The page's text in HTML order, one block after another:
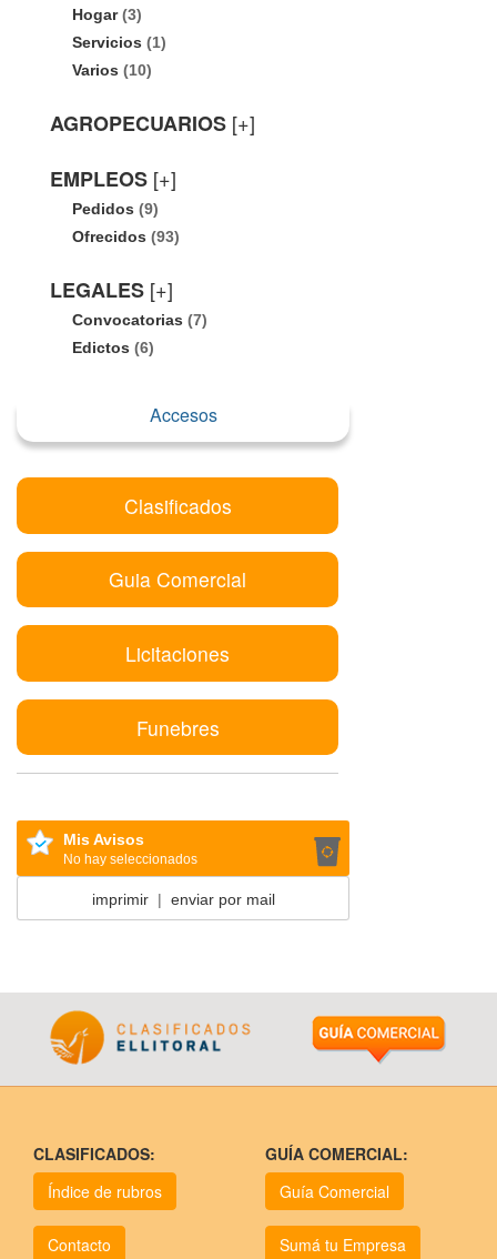
Hogar(3)
Servicios (1)
Varios (10)
AGROPECUARIOS [+]
EMPLEOS [+]
Pedidos (9)
Ofrecidos (93)
LEGALES [+]
Convocatorias (7)
Edictos (6)
Accesos
Clasificados
Guia Comercial
Licitaciones
Funebres
Mis Avisos
No hay seleccionados
imprimir| enviar por mail
CLASIFICADOS:
Índice de rubros
Contacto
GUÍA COMERCIAL:
Guía Comercial
Sumá tu Empresa